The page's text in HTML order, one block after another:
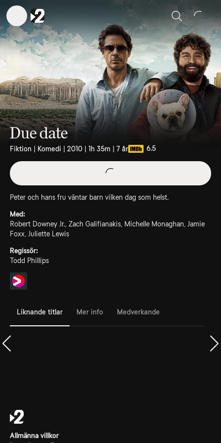
Sök
Due date
Fiktion | Komedi | 2010 | 1h 35m | 7 år 6.5
Peter och hans fru väntar barn vilken dag som helst.
Med:
Robert Downey Jr., Zach Galifianakis, Michelle Monaghan, Jamie
Foxx, Juliette Lewis
Regissör:
Todd Phillips
Liknande titlar Mer info Medverkande
Allmänna villkor